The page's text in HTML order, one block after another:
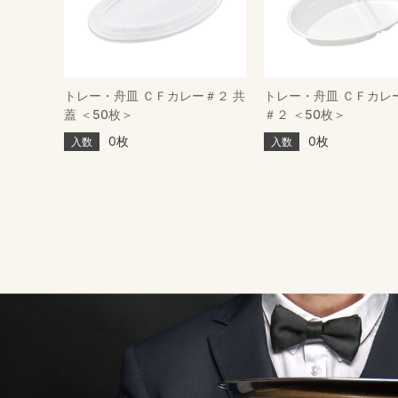
トレー・舟皿 ＣＦカレー＃２ 共
蓋 ＜50枚＞
入数 0枚
トレー・舟皿 ＣＦカレ
＃２ ＜50枚＞
入数 0枚